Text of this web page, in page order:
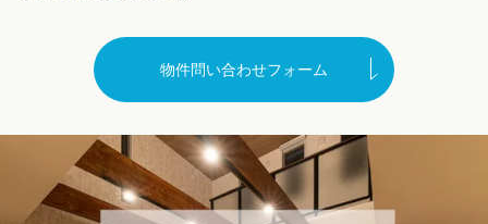
物件問い合わせフォーム